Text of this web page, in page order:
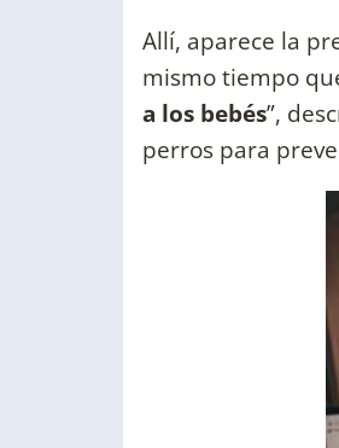
Allí, aparece la
mismo tiempo
a los bebés”,
perros para